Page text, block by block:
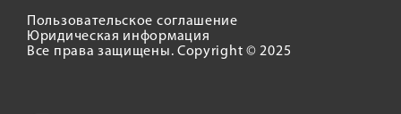
Пользовательское соглашение
Юридическая информация
Все права защищены. Copyright © 2025